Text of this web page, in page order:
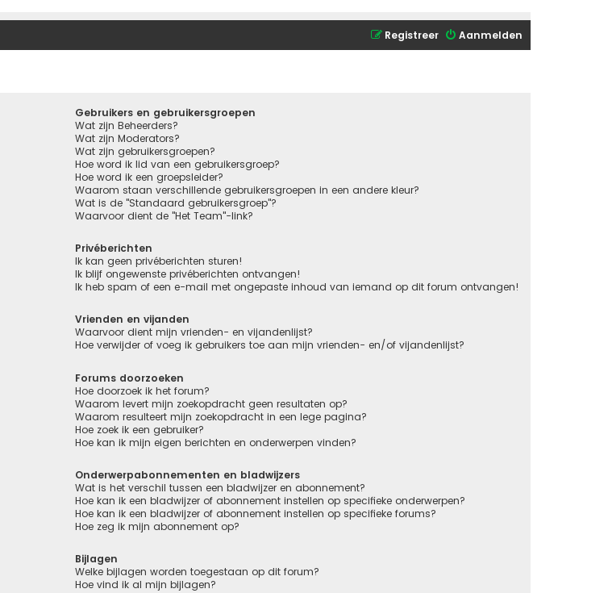
Aanmelden
Registreer
Gebruikers en gebruikersgroepen
Wat zijn Beheerders?
Wat zijn Moderators?
Wat zijn gebruikersgroepen?
Hoe word ik lid van een gebruikersgroep?
Hoe word ik een groepsleider?
Waarom staan verschillende gebruikersgroepen in een andere kleur?
Wat is de "Standaard gebruikersgroep"?
Waarvoor dient de "Het Team"-link?
Privéberichten
Ik kan geen privéberichten sturen!
Ik blijf ongewenste privéberichten ontvangen!
Ik heb spam of een e-mail met ongepaste inhoud van iemand op dit forum ontvangen!
Vrienden en vijanden
Waarvoor dient mijn vrienden- en vijandenlijst?
Hoe verwijder of voeg ik gebruikers toe aan mijn vrienden- en/of vijandenlijst?
Forums doorzoeken
Hoe doorzoek ik het forum?
Waarom levert mijn zoekopdracht geen resultaten op?
Waarom resulteert mijn zoekopdracht in een lege pagina?
Hoe zoek ik een gebruiker?
Hoe kan ik mijn eigen berichten en onderwerpen vinden?
Onderwerpabonnementen en bladwijzers
Wat is het verschil tussen een bladwijzer en abonnement?
Hoe kan ik een bladwijzer of abonnement instellen op specifieke onderwerpen?
Hoe kan ik een bladwijzer of abonnement instellen op specifieke forums?
Hoe zeg ik mijn abonnement op?
Bijlagen
Welke bijlagen worden toegestaan op dit forum?
Hoe vind ik al mijn bijlagen?